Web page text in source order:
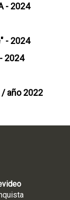
- 2024
- 2024
2024
/ año 2022